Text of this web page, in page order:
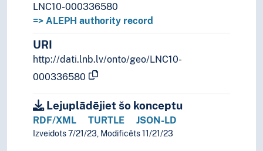
LNC10-000336580
=> ALEPH authority record
URI
http://dati.lnb.lv/onto/geo/LNC10-
000336580
Lejuplādējiet šo konceptu
RDF/XML TURTLE JSON-LD
Izveidots 7/21/23, Modificēts 11/21/23